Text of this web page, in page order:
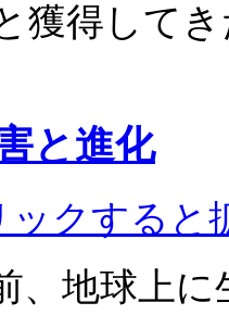
獲得して
と進化
、地球上